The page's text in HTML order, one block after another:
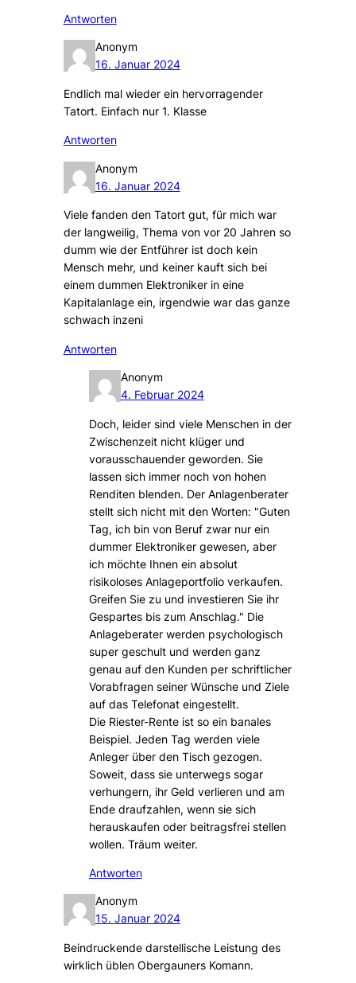
Antworten
Anonym
16. Januar 2024
Endlich mal wieder ein hervorragender
Tatort. Einfach nur 1. Klasse
Antworten
Anonym
16. Januar 2024
Viele fanden den Tatort gut, für mich war
der langweilig, Thema von vor 20 Jahren so
dumm wie der Entführer ist doch kein
Mensch mehr, und keiner kauft sich bei
einem dummen Elektroniker in eine
Kapitalanlage ein, irgendwie war das ganze
schwach inzeni
Antworten
Anonym
4. Februar 2024
Doch, leider sind viele Menschen in der
Zwischenzeit nicht klüger und
vorausschauender geworden. Sie
lassen sich immer noch von hohen
Renditen blenden. Der Anlagenberater
stellt sich nicht mit den Worten: "Guten
Tag, ich bin von Beruf zwar nur ein
dummer Elektroniker gewesen, aber
ich möchte Ihnen ein absolut
risikoloses Anlageportfolio verkaufen.
Greifen Sie zu und investieren Sie ihr
Gespartes bis zum Anschlag." Die
Anlageberater werden psychologisch
super geschult und werden ganz
genau auf den Kunden per schriftlicher
Vorabfragen seiner Wünsche und Ziele
auf das Telefonat eingestellt.
Die Riester-Rente ist so ein banales
Beispiel. Jeden Tag werden viele
Anleger über den Tisch gezogen.
Soweit, dass sie unterwegs sogar
verhungern, ihr Geld verlieren und am
Ende draufzahlen, wenn sie sich
herauskaufen oder beitragsfrei stellen
wollen. Träum weiter.
Antworten
Anonym
15. Januar 2024
Beindruckende darstellische Leistung des
wirklich üblen Obergauners Komann.